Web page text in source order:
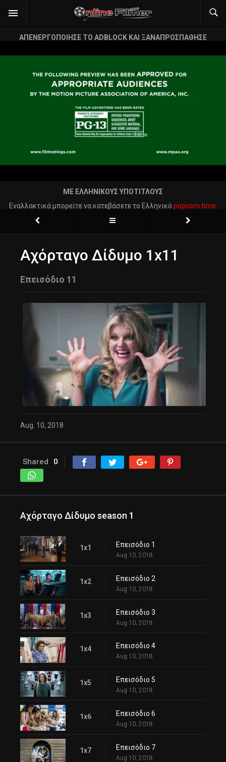
ΑΠΕΝΕΡΓΟΠΟΙΗΣΕ ΤΟ ADBLOCK ΚΑΙ ΞΑΝΑΠΡΟΣΠΑΘΗΣΕ
ΜΕ ΕΛΛΗΝΙΚΟΥΣ ΥΠΟΤΙΤΛΟΥΣ
Εναλλακτικά μπορείτε να κατεβάσετε το Ελληνικό popcorn time.
Αχόρταγο Δίδυμο 1x11
Επεισόδιο 11
Aug. 10, 2018
Shared 0
Αχόρταγο Δίδυμο season 1
1x1 Επεισόδιο 1
Aug 10, 2018
1x2 Επεισόδιο 2
Aug 10, 2018
1x3 Επεισόδιο 3
Aug 10, 2018
1x4 Επεισόδιο 4
Aug 10, 2018
1x5 Επεισόδιο 5
Aug 10, 2018
1x6 Επεισόδιο 6
Aug 10, 2018
1x7 Επεισόδιο 7
Aug 10, 2018